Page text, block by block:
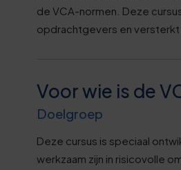
de VCA-normen. Deze
opdrachtgevers en versterkt
Voor wie is de
Doelgroep
Deze cursus is speciaal
werkzaam zijn in risicovolle